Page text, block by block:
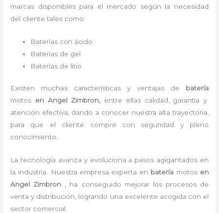
marcas disponibles para el mercado según la necesidad
del cliente tales como:
Baterías con ácido
Baterías de gel
Baterías de litio
Existen muchas características y ventajas de batería
motos en Angel Zimbron, entre ellas calidad, garantía y
atención efectiva, dando a conocer nuestra alta trayectoria,
para que el cliente compre con seguridad y pleno
conocimiento.
La tecnología avanza y evoluciona a pasos agigantados en
la industria. Nuestra empresa experta en batería motosen
Angel Zimbron
, ha conseguido mejorar los procesos de
venta y distribución, logrando una excelente acogida con el
sector comercial.